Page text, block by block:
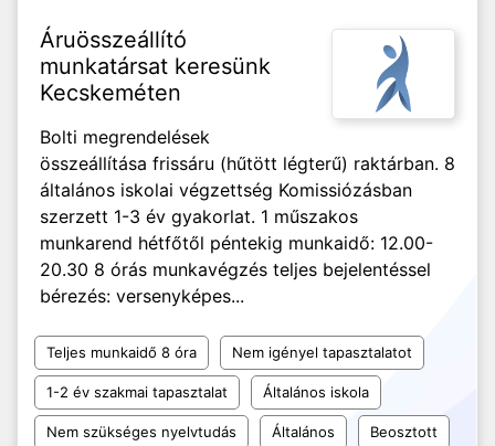
Áruösszeállító
munkatársat keresünk
Kecskeméten
Bolti megrendelések
összeállítása frissáru (hűtött légterű) raktárban. 8
általános iskolai végzettség Komissiózásban
szerzett 1-3 év gyakorlat. 1 műszakos
munkarend hétfőtől péntekig munkaidő: 12.00-
20.30 8 órás munkavégzés teljes bejelentéssel
bérezés: versenyképes...
Teljes munkaidő 8 óra Nem igényel tapasztalatot
1-2 év szakmai tapasztalat Általános iskola
Nem szükséges nyelvtudás Általános Beosztott